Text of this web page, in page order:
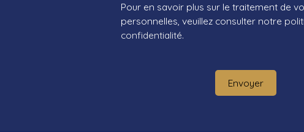
Pour en savoir plus sur le traitement de
personnelles, veuillez consulter notre
confidentialité.
Envoyer